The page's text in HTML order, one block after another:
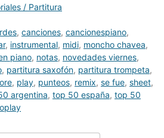
/ Partitura
, canciones, cancionespiano,
, instrumental, midi, moncho chavea,
piano, notas, novedades viernes,
, partitura saxofón, partitura trompeta,
, play, punteos, remix, se fue, sheet,
argentina, top 50 españa, top 50